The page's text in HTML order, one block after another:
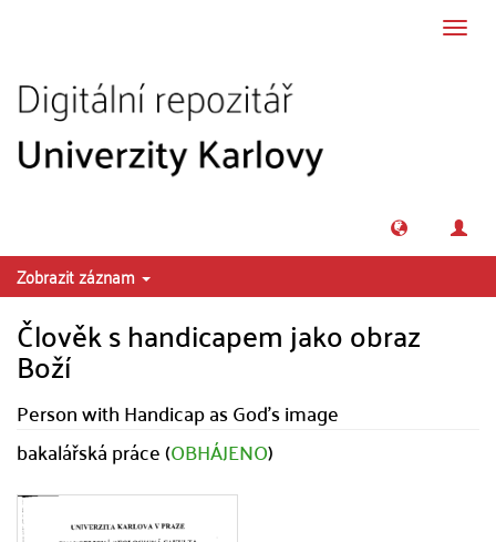
Zobrazit záznam
Člověk s handicapem jako obraz
Boží
Person with Handicap as God's image
bakalářská práce (OBHÁJENO)